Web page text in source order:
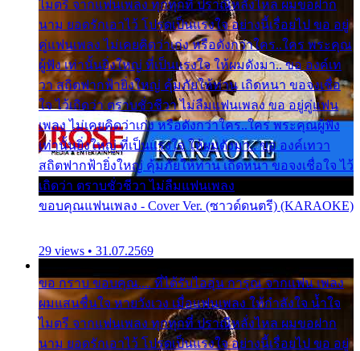
ไมตรี จากแฟนเพลง ทุกทุกที่ ปราณีหลั่งไหล ผมขอฝาก
นาม ยอดรักเอาไว้ โปรดเป็นแรงใจ อย่างนี้เรื่อยไป ขอ อยู่
คู่แฟนเพลง ไม่เคยคิดว่าเก่ง หรือดังกว่าใคร..ใคร พระคุณ
ผู้ฟัง เท่านั้นยิ่งใหญ่ ที่เป็นแรงใจ ให้ผมดังมา.. ขอ องค์เท
วา สถิตฟากฟ้ายิ่งใหญ่ คุ้มภัยให้ท่าน เถิดหนา ขอจงเชื่อ
ใจ ไว้เถิดว่า ตราบชั่วชีวา ไม่ลืมแฟนเพลง ขอ อยู่คู่แฟน
เพลง ไม่เคยคิดว่าเก่ง หรือดังกว่าใคร..ใคร พระคุณผู้ฟัง
เท่านั้นยิ่งใหญ่ ที่เป็นแรงใจ ให้ผมดังมา.. ขอ องค์เทวา
สถิตฟากฟ้ายิ่งใหญ่ คุ้มภัยให้ท่าน เถิดหนา ขอจงเชื่อใจ ไว้
เถิดว่า ตราบชั่วชีวา ไม่ลืมแฟนเพลง
ขอบคุณแฟนเพลง - Cover Ver. (ซาวด์ดนตรี) (KARAOKE)
29 views • 31.07.2569
ขอ กราบ ขอบคุณ.... ที่ได้รับไออุ่น การุณ จากแฟน เพลง
ผมแสนชื่นใจ หายวังเวง เมื่อแฟนเพลง ให้กำลังใจ น้ำใจ
ไมตรี จากแฟนเพลง ทุกทุกที่ ปราณีหลั่งไหล ผมขอฝาก
นาม ยอดรักเอาไว้ โปรดเป็นแรงใจ อย่างนี้เรื่อยไป ขอ อยู่